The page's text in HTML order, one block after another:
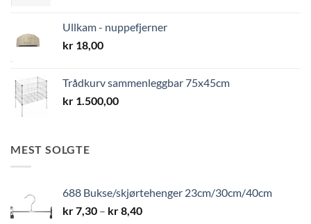
Ullkam - nuppefjerner
kr 18,00
Trådkurv sammenleggbar 75x45cm
kr 1.500,00
MEST SOLGTE
688 Bukse/skjørtehenger 23cm/30cm/40cm
kr7,30 – kr8,40Prisområde: